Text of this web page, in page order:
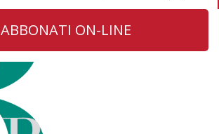
ABBONATI ON-LINE